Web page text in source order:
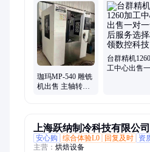
珈玛MP-540 雕铣
机出售 主轴转速
台群精机
工中心出售
上海跃纳制冷科技有限公司
安心购
综合体验L0 回复及时 资
主营： 烘焙设备